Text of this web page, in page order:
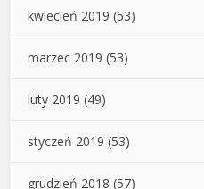
kwiecień 2019 (53)
marzec 2019 (53)
luty 2019 (49)
styczeń 2019 (53)
grudzień 2018 (57)